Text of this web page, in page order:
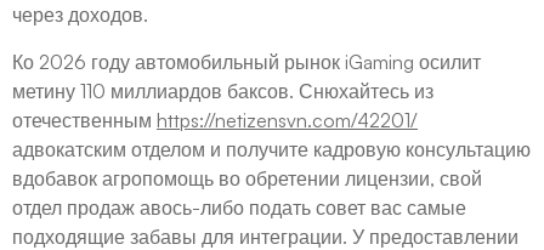
через доходов.
Ко 2026 году автомобильный рынок iGaming осилит
метину 110 миллиардов баксов. Снюхайтесь из
отечественным https://netizensvn.com/42201/
адвокатским отделом и получите кадровую консультацию
вдобавок агропомощь во обретении лицензии, свой
отдел продаж авось-либо подать совет вас самые
подходящие забавы для интеграции. У предоставлении